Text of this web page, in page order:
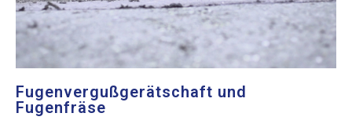
Fugenvergußgerätschaft und
Fugenfräse